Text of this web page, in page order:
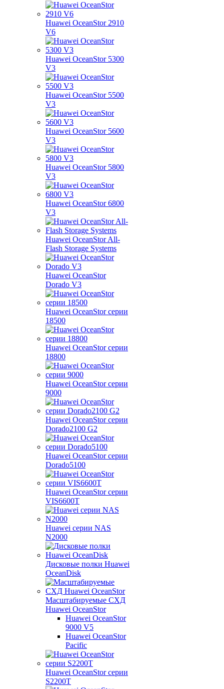
Huawei OceanStor 2910
V6
Huawei OceanStor 5300
V3
Huawei OceanStor 5500
V3
Huawei OceanStor 5600
V3
Huawei OceanStor 5800
V3
Huawei OceanStor 6800
V3
Huawei OceanStor All-
Flash Storage Systems
Huawei OceanStor
Dorado V3
Huawei OceanStor серии
18500
Huawei OceanStor серии
18800
Huawei OceanStor серии
9000
Huawei OceanStor серии
Dorado2100 G2
Huawei OceanStor серии
Dorado5100
Huawei OceanStor серии
VIS6600T
Huawei серии NAS
N2000
Дисковые полки Huawei
OceanDisk
Масштабируемые СХД
Huawei OceanStor
Huawei OceanStor
9000 V5
Huawei OceanStor
Pacific
Huawei OceanStor серии
S2200T